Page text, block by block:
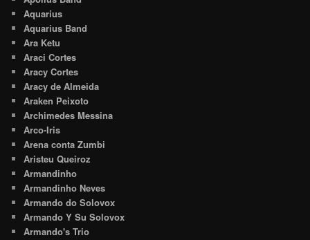
Aquarius
Aquarius Band
Ara Ketu
Araci Cortes
Aracy Cortes
Aracy de Almeida
Araken Peixoto
Archimedes Messina
Arco-Iris
Arena conta Zumbi
Aristeu Queiroz
Armandinho
Armandinho Neves
Armando do Solovox
Armando Y Su Solovox
Armando's Trio